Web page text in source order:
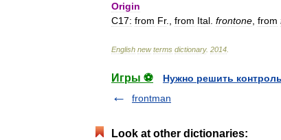
Origin
C17: from Fr., from Ital frontone from
English new terms dictionary. 2014
Игры ⚽
Нужно решить
frontman
Look at other dictionaries: